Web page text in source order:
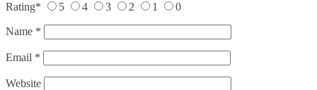
Rating* 5 4 3 2 1 0
Name *
Email *
Website